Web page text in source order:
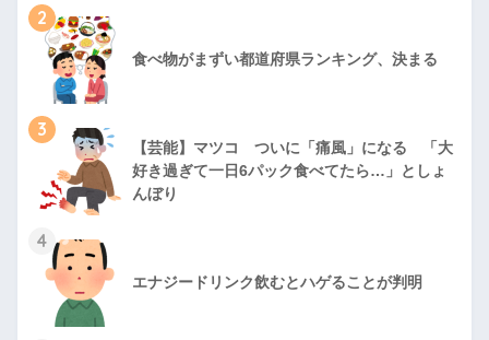
2
食べ物がまずい都道府県ランキング、決まる
3
【芸能】マツコ ついに「痛風」になる 「大
好き過ぎて一日6パック食べてたら…」としょ
んぼり
4
エナジードリンク飲むとハゲることが判明